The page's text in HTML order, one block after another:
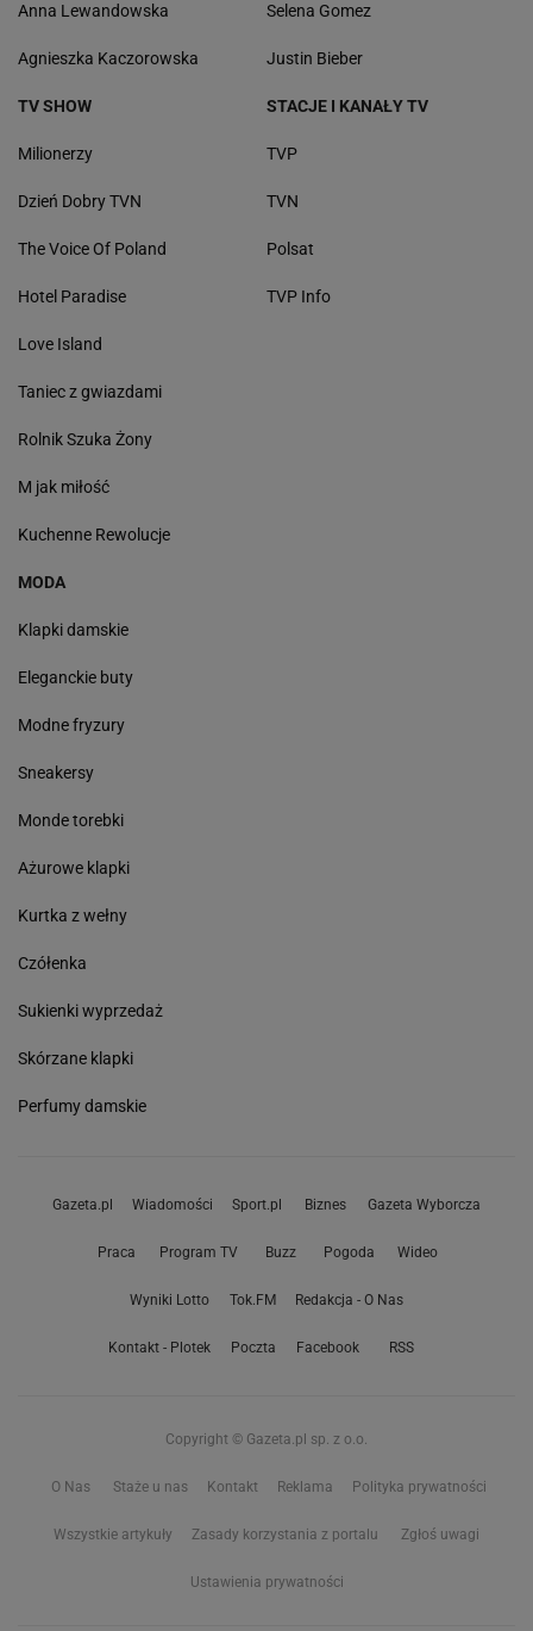
Anna Lewandowska
Agnieszka Kaczorowska
Selena Gomez
Justin Bieber
TV SHOW
Milionerzy
Dzień Dobry TVN
The Voice Of Poland
Hotel Paradise
Love Island
Taniec z gwiazdami
Rolnik Szuka Żony
M jak miłość
Kuchenne Rewolucje
STACJE I KANAŁY TV
TVP
TVN
Polsat
TVP Info
MODA
Klapki damskie
Eleganckie buty
Modne fryzury
Sneakersy
Monde torebki
Ażurowe klapki
Kurtka z wełny
Czółenka
Sukienki wyprzedaż
Skórzane klapki
Perfumy damskie
Gazeta.pl Wiadomości Sport.pl Biznes Gazeta Wyborcza
Praca Program TV Buzz Pogoda Wideo
Wyniki Lotto Tok.FM Redakcja - O Nas
Kontakt - Plotek Poczta Facebook RSS
Copyright © Gazeta.pl sp. z o.o.
O Nas Staże u nas Kontakt Reklama Polityka prywatności
Wszystkie artykuły Zasady korzystania z portalu Zgłoś uwagi
Ustawienia prywatności